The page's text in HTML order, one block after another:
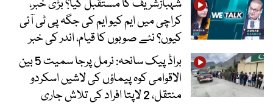
شہبازشریف کا مستقبل کیا؟ بڑی خبر،
کراچی میں ایم کیو ایم کی جگہ پی ٹی آئی
کیوں؟ نئے صوبوں کا قیام، اندر کی خبر
براڈ پیک سانحہ: نرمل پرجا سمیت 5 بین
الاقوامی کوہ پیماؤں کی لاشیں اسکردو
منتقل، 2 لاپتا افراد کی تلاش جاری